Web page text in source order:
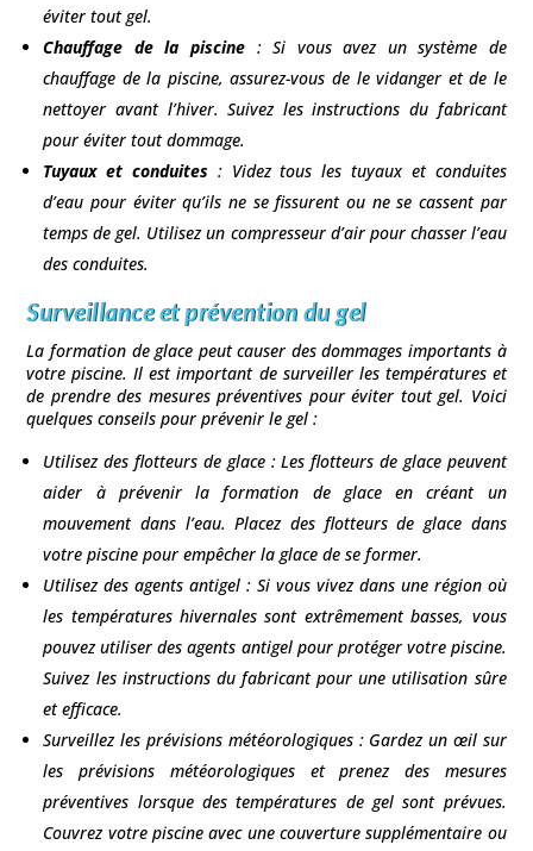
éviter tout gel.
Chauffage de la piscine : Si vous avez un système de
chauffage de la piscine, assurez-vous de le vidanger et de le
nettoyer avant l’hiver. Suivez les instructions du fabricant
pour éviter tout dommage.
Tuyaux et conduites : Videz tous les tuyaux et conduites
d’eau pour éviter qu’ils ne se fissurent ou ne se cassent par
temps de gel. Utilisez un compresseur d’air pour chasser l’eau
des conduites.
Surveillance et prévention du gel
La formation de glace peut causer des dommages importants à
votre piscine. Il est important de surveiller les températures et
de prendre des mesures préventives pour éviter tout gel. Voici
quelques conseils pour prévenir le gel :
Utilisez des flotteurs de glace : Les flotteurs de glace peuvent
aider à prévenir la formation de glace en créant un
mouvement dans l’eau. Placez des flotteurs de glace dans
votre piscine pour empêcher la glace de se former.
Utilisez des agents antigel : Si vous vivez dans une région où
les températures hivernales sont extrêmement basses, vous
pouvez utiliser des agents antigel pour protéger votre piscine.
Suivez les instructions du fabricant pour une utilisation sûre
et efficace.
Surveillez les prévisions météorologiques : Gardez un œil sur
les prévisions météorologiques et prenez des mesures
préventives lorsque des températures de gel sont prévues.
Couvrez votre piscine avec une couverture supplémentaire ou